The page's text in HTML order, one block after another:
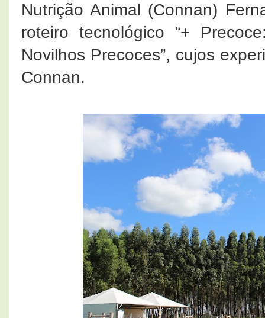
Nutrição Animal (Connan)
roteiro tecnológico “+
Novilhos Precoces”, cujos
Connan.